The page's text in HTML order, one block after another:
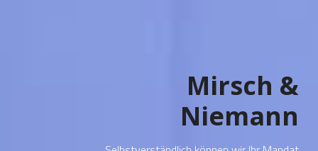
Mirsch &
Niemann